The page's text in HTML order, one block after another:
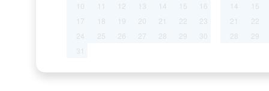
10 11 12 13 14 15
16
17
18 19 20 21 22
23
24
25 26 27 28 29
30
31
14 15
21
22
28
29